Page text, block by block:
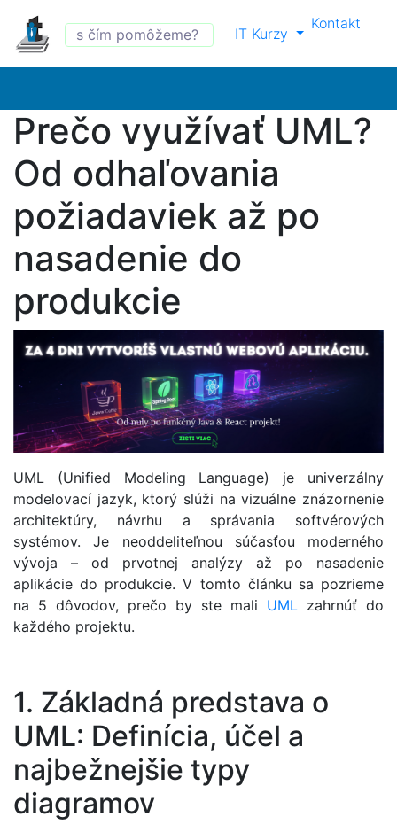
IT Kurzy
Kontakt
Prečo využívať UML?
Od odhaľovania
požiadaviek až po
nasadenie do
produkcie
UML (Unified Modeling Language) je univerzálny
modelovací jazyk, ktorý slúži na vizuálne znázornenie
architektúry, návrhu a správania softvérových
systémov. Je neoddeliteľnou súčasťou moderného
vývoja – od prvotnej analýzy až po nasadenie
aplikácie do produkcie. V tomto článku sa pozrieme
na 5 dôvodov, prečo by ste mali UML zahrnúť do
každého projektu.
1. Základná predstava o
UML: Definícia, účel a
najbežnejšie typy
diagramov